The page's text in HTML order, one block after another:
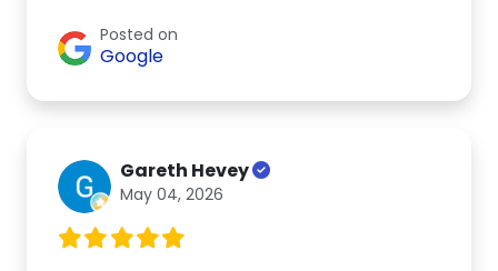
Posted on
Google
Gareth Hevey
May 04, 2026